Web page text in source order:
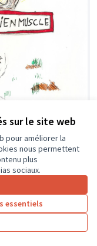
sur le site web
pour améliorer la
nous permettent
plus
sociaux.
essentiels
Soumis au
vote